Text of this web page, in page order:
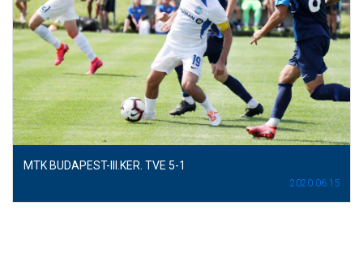
MTK BUDAPEST-III.KER. TVE 5-1
2020.06.15